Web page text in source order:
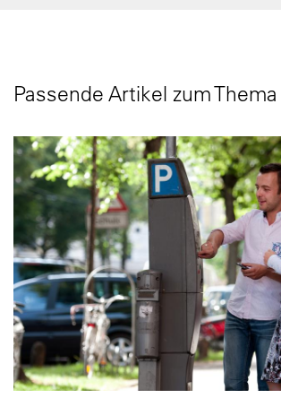
Passende Artikel zum Thema